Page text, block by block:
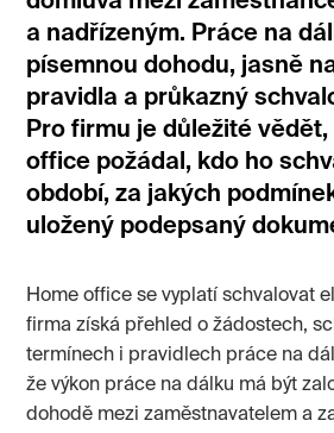
a nadřízeným. Práce na
písemnou dohodu, jasně
pravidla a průkazný
Pro firmu je důležité
office požádal, kdo ho
období, za jakých
uložený podepsaný
Home office se vyplatí schvalovat
firma získá přehled o žádostech,
termínech i pravidlech práce na
že výkon práce na dálku má být
dohodě mezi zaměstnavatelem a